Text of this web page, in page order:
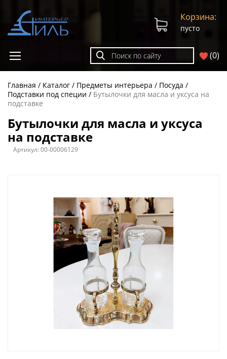
(0)
Корзина:
пусто
Главная Каталог Предметы интерьера
Посуда
Подставки под специи
Бутылочки для масла и уксуса на
подставке
Бутылочки для масла и уксуса
на подставке
Артикул:00-00006129